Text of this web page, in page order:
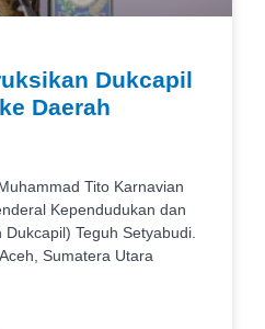
Dukcapil
Daerah
Tito Karnavian
Kependudukan dan
Teguh Setyabudi.
Sumatera Utara